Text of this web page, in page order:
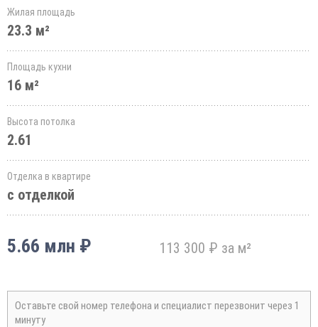
Жилая площадь
23.3 м²
Площадь кухни
16 м²
Высота потолка
2.61
Отделка в квартире
с отделкой
5.66 млн ₽ 113 300 ₽ за м²
Оставьте свой номер телефона и специалист перезвонит через 1
минуту